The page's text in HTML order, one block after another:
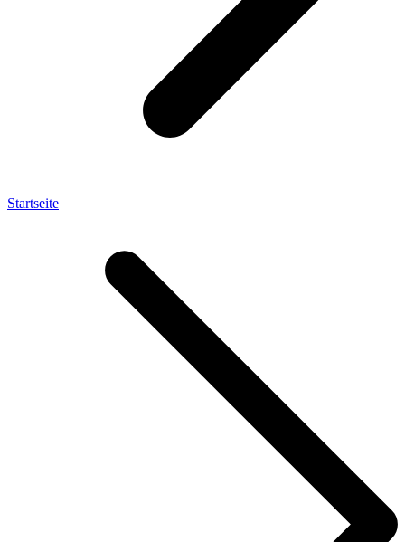
Startseite